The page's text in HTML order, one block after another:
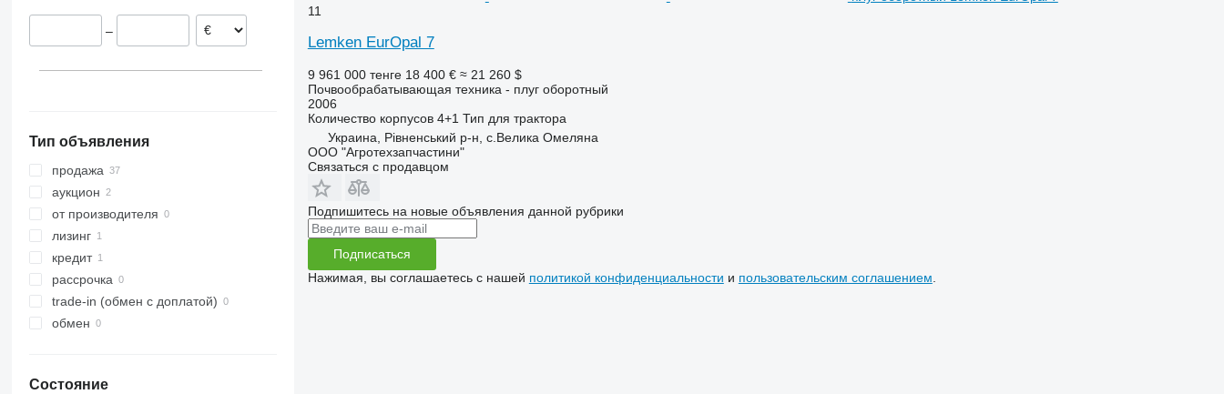
Opal 120
Opal 140
Rubin 10
Rubin 12
Smaragd 9
VariDiamant
VariDiamant 6
VariOpal
Zirkon 8
Zirkon 12
Италия
Великобритания
–
Тип объявления
продажа
аукцион
от производителя
лизинг
кредит
рассрочка
trade-in (обмен с доплатой)
обмен
Состояние
11
Lemken EurOpal 7
9 961 000 тенге 18 400 € ≈ 21 260 $
Почвообрабатывающая техника - плуг оборотный
2006
Количество корпусов 4+1 Тип для трактора
Украина, Рівненський р-н, с.Велика Омеляна
ООО "Агротехзапчастини"
Связаться с продавцом
Подпишитесь на новые объявления данной рубрики
Подписаться
Нажимая, вы соглашаетесь с нашей политикой конфиденциальности и пользовательским соглашением